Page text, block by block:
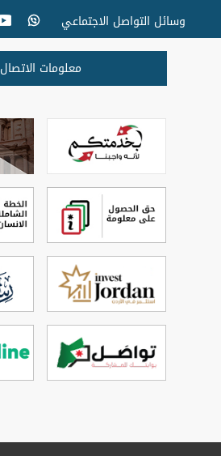
وسائل التواصل الاجتماعي
معلومات الاتصال